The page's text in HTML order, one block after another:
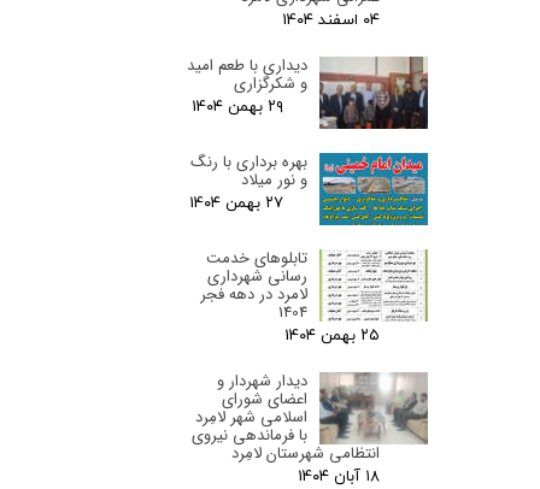
۰۴ اسفند ۰۴
دیداری با طعم امید
و شکرگزاری
۲۹ بهمن ۰۴
بهره برداری با رنگ
و نور میلاد
۲۷ بهمن ۰۴
تابلوهای خدمت
رسانی شهرداری
لامرد در دهه فجر
1404
۲۵ بهمن ۰۴
دیدار شهردار و
اعضای شورای
اسلامی شهر لامِرد
با فرماندهی نیروی
انتظامی شهرستان لامِرد
۱۸ آبان ۰۴